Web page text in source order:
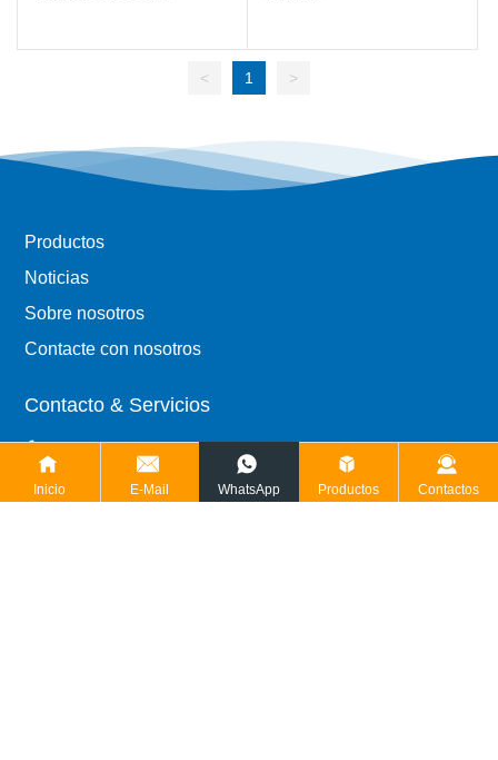
< 1 >
Productos
Noticias
Sobre nosotros
Contacte con nosotros
Contacto & Servicios
Tel: 8613455388360
Fax: 86-538-2096189
Inicio E-Mail WhatsApp Productos Contactos